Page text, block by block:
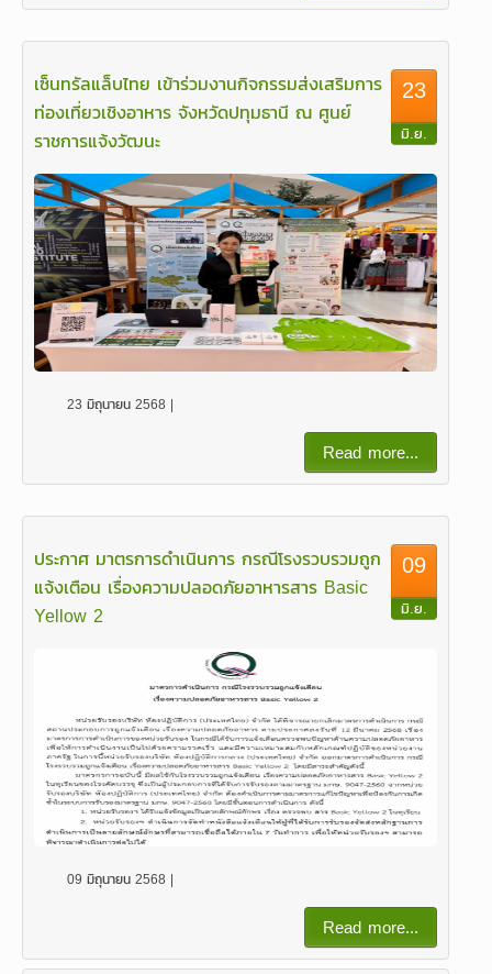
23
มิ.ย.
เซ็นทรัลแล็บไทย เข้าร่วมงานกิจกรรมส่งเสริมการ
ท่องเที่ยวเชิงอาหาร จังหวัดปทุมธานี ณ ศูนย์
ราชการแจ้งวัฒนะ
23 มิถุนายน 2568 |
Read more...
09
มิ.ย.
ประกาศ มาตรการดำเนินการ กรณีโรงรวบรวมถูก
แจ้งเตือน เรื่องความปลอดภัยอาหารสาร Basic
Yellow 2
09 มิถุนายน 2568 |
Read more...